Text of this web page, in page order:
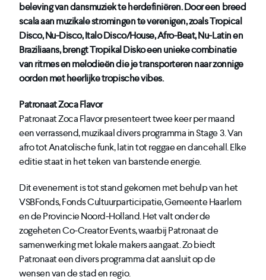
beleving van dansmuziek te herdefiniëren. Door een breed
scala aan muzikale stromingen te verenigen, zoals Tropical
Disco, Nu-Disco, Italo Disco/House, Afro-Beat, Nu-Latin en
Braziliaans, brengt Tropikal Disko een unieke combinatie
van ritmes en melodieën die je transporteren naar zonnige
oorden met heerlijke tropische vibes.
Patronaat Zoca Flavor
Patronaat Zoca Flavor presenteert twee keer per maand
een verrassend, muzikaal divers programma in Stage 3. Van
afro tot Anatolische funk, latin tot reggae en dancehall. Elke
editie staat in het teken van barstende energie.
Dit evenement is tot stand gekomen met behulp van het
VSBFonds, Fonds Cultuurparticipatie, Gemeente Haarlem
en de Provincie Noord-Holland. Het valt onder de
zogeheten Co-Creator Events, waarbij Patronaat de
samenwerking met lokale makers aangaat. Zo biedt
Patronaat een divers programma dat aansluit op de
wensen van de stad en regio.